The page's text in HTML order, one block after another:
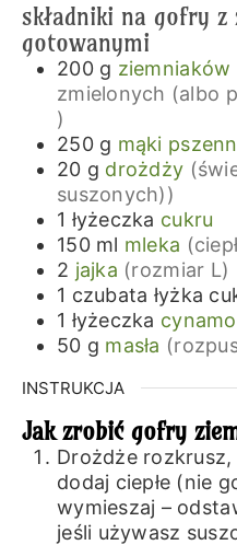
składniki na gofry z
gotowanymi
200 g ziemniaków
zmielonych (albo
)
250 g mąki
20 g drożdży
suszonych))
1 łyżeczka cukru
150 ml mleka
2 jajka (rozmiar L)
1 czubata łyżka
1 łyżeczka
50 g masła
INSTRUKCJA
Jak zrobić gofry
Drożdże rozkrusz,
dodaj ciepłe (nie
wymieszaj –
jeśli używasz